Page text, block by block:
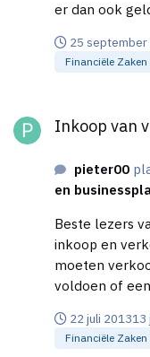
er dan ook
een youtube uitzending gemist en fox maar mag het25 september
Financiële Zaken
Inkoop van
pieter00
en
Beste lezers van HL, Ik heb een
inkoop en
moeten
voldoen of een
groothandels
Weet
22 juli 201313 j
Financiële Zaken